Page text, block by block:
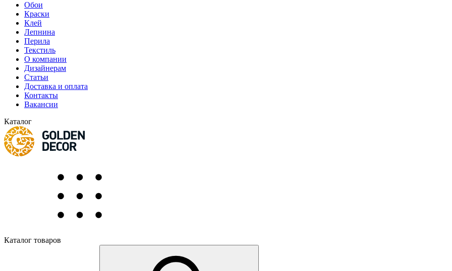
Обои
Краски
Клей
Лепнина
Перила
Текстиль
О компании
Дизайнерам
Статьи
Доставка и оплата
Контакты
Вакансии
Каталог
Каталог товаров